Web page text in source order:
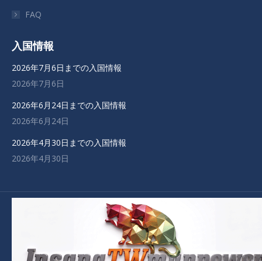
す
す
FAQ
入国情報
2026年7月6日までの入国情報
2026年7月6日
2026年6月24日までの入国情報
2026年6月24日
2026年4月30日までの入国情報
2026年4月30日